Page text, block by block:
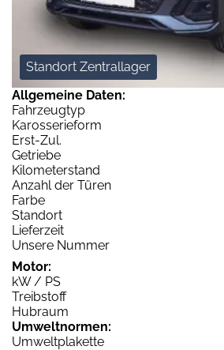
Standort Zentrallager
Allgemeine Daten:
Fahrzeugtyp
Karosserieform
Erst-Zul.
Getriebe
Kilometerstand
Anzahl der Türen
Farbe
Standort
Lieferzeit
Unsere Nummer
Motor:
kW / PS
Treibstoff
Hubraum
Umweltnormen:
Umweltplakette